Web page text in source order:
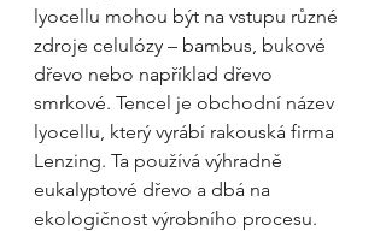
lyocellu mohou být na vstupu různé
zdroje celulózy – bambus, bukové
dřevo nebo například dřevo
smrkové. Tencel je obchodní název
lyocellu, který vyrábí rakouská firma
Lenzing. Ta používá výhradně
eukalyptové dřevo a dbá na
ekologičnost výrobního procesu.